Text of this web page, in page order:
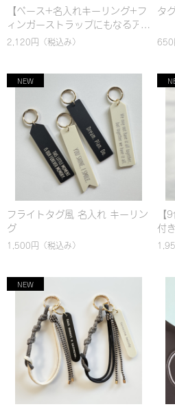
【ベース+名入れキーリング+フ
ィンガーストラップにもなるア
クセントチャーム(細)】選べるカ
プ｜パラコード編み｜シンプル
2,120円 （税込み）
タ
650
フライトタグ風 名入れ キーリン
グ
1,500円 （税込み）
付
パ